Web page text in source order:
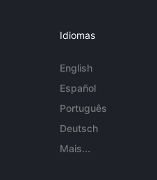
Idiomas
English
Español
Português
Deutsch
Mais...